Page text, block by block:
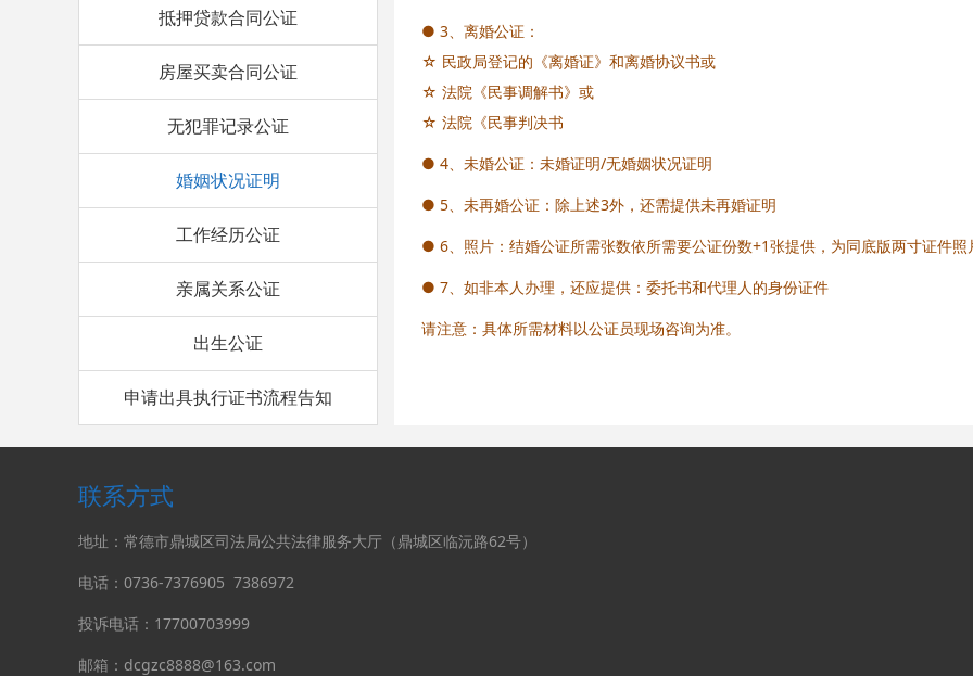
抵押贷款合同公证
房屋买卖合同公证
无犯罪记录公证
婚姻状况证明
工作经历公证
亲属关系公证
出生公证
申请出具执行证书流程告知
● 3、离婚公证：
☆ 民政局登记的《离婚证》和离婚协议书或
☆ 法院《民事调解书》或
☆ 法院《民事判决书
● 4、未婚公证：未婚证明/无婚姻状况证明
● 5、未再婚公证：除上述3外，还需提供未再婚证明
● 6、照片：结婚公证所需张数依所需要公证份数+1张提供，为同底版两寸证件照
● 7、如非本人办理，还应提供：委托书和代理人的身份证件
请注意：具体所需材料以公证员现场咨询为准。
联系方式
地址：常德市鼎城区司法局公共法律服务大厅（鼎城区临沅路62号）
电话：0736-7376905 7386972
投诉电话：17700703999
邮箱：dcgzc8888@163.com